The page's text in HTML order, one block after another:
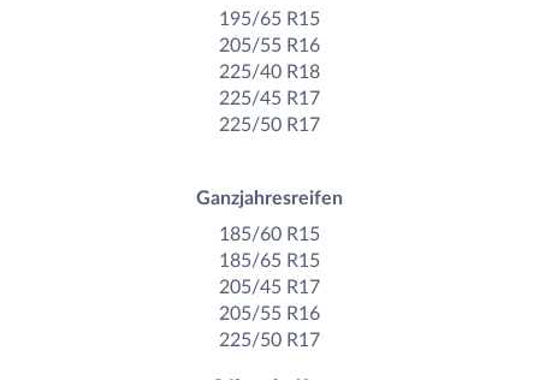
195/65 R15
205/55 R16
225/40 R18
225/45 R17
225/50 R17
Ganzjahresreifen
185/60 R15
185/65 R15
205/45 R17
205/55 R16
225/50 R17